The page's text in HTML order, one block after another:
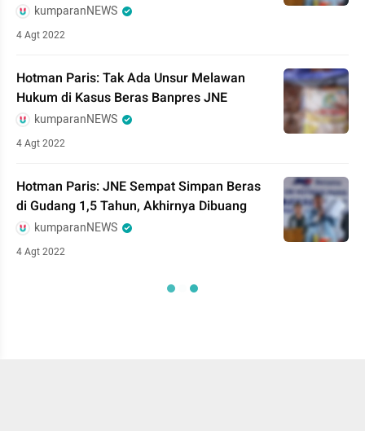
kumparanNEWS
4 Agt 2022
Hotman Paris: Tak Ada Unsur Melawan
Hukum di Kasus Beras Banpres JNE
kumparanNEWS
4 Agt 2022
Hotman Paris: JNE Sempat Simpan Beras
di Gudang 1,5 Tahun, Akhirnya Dibuang
kumparanNEWS
4 Agt 2022